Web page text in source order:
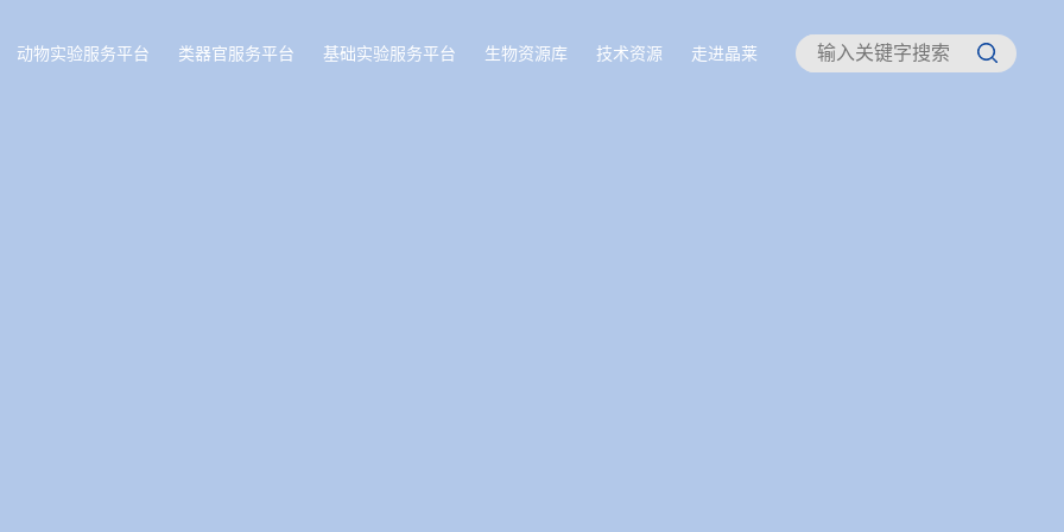
动物实验服务平台 类器官服务平台 基础实验服务平台 生物资源库 技术资源 走进晶莱